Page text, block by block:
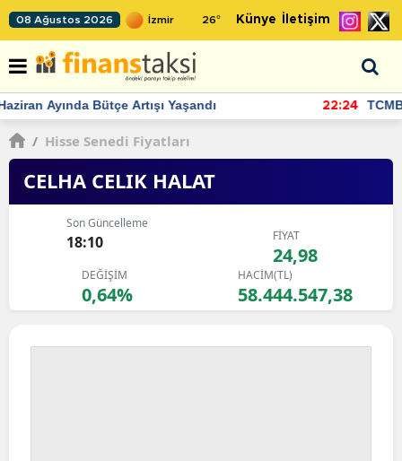
08 Ağustos 2026 26° Künye İletişim
22:24 TCMB'nin rezervlerinde artan momentum devam ediyor
/ Hisse Senedi Fiyatları
CELHA CELIK HALAT
Son Güncelleme
18:10 FİYAT
24,98
DEĞİŞİM
0,64%
HACİM(TL)
58.444.547,38